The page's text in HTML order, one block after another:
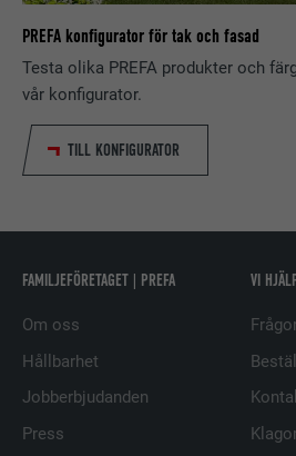
PREFA konfigurator för tak och fasad
Testa olika PREFA produkter och
vår konfigurator.
TILL KONFIGURATOR
FAMILJEFÖRETAGET | PREFA
Om oss
Hållbarhet
Jobberbjudanden
Press
VI
EFTERNAMN
LEVERANTÖRER
ÄNDAMÅL
spåra
EFTERNAMN
LEVERANTÖRER